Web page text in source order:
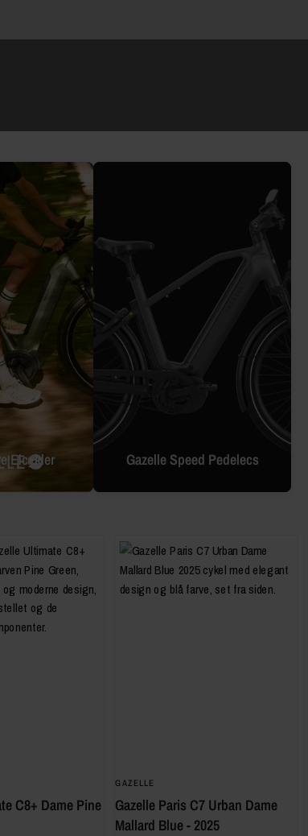
Elcykler Gazelle Speed Pedelecs
C8+ Dame Pine
GAZELLE
Gazelle Paris C7 Urban Dame
Mallard Blue - 2025